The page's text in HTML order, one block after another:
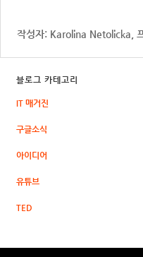
작성자: Karolina Netolicka,
블로그 카테고리
IT 매거진
구글소식
아이디어
유튜브
TED